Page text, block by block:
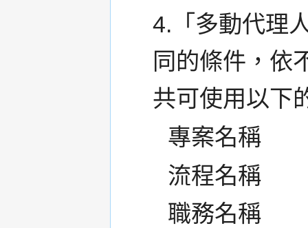
4.「多動代理
同的條件，依
共可使用以下
專案名稱
流程名稱
職務名稱